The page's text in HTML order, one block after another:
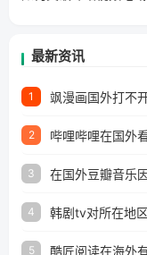
最新资讯
1
2
3 在国外豆瓣音乐
4
5